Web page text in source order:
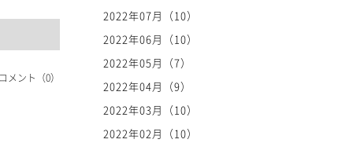
メント（0）
2022年07月（10）
2022年06月（10）
2022年05月（7）
2022年04月（9）
2022年03月（10）
2022年02月（10）